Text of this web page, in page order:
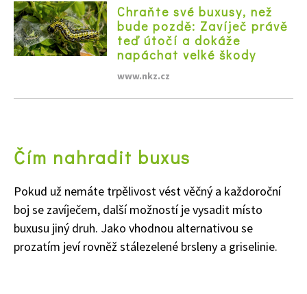
Chraňte své buxusy, než
bude pozdě: Zavíječ právě
teď útočí a dokáže
napáchat velké škody
www.nkz.cz
Čím nahradit buxus
Pokud už nemáte trpělivost vést věčný a každoroční
boj se zavíječem, další možností je vysadit místo
buxusu jiný druh. Jako vhodnou alternativou se
prozatím jeví rovněž stálezelené brsleny a griselinie.